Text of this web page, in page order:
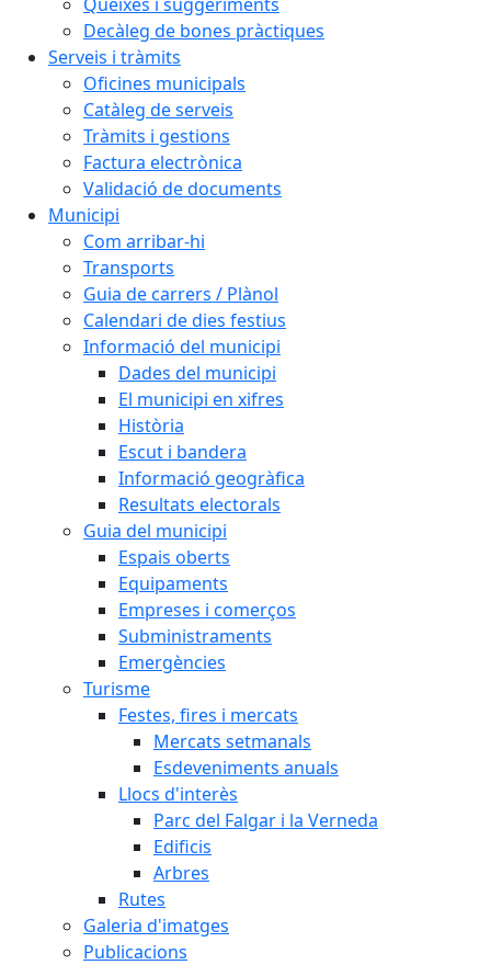
Decàleg de bones pràctiques
Serveis i tràmits
Oficines municipals
Catàleg de serveis
Tràmits i gestions
Factura electrònica
Validació de documents
Municipi
Com arribar-hi
Transports
Guia de carrers / Plànol
Calendari de dies festius
Informació del municipi
Dades del municipi
El municipi en xifres
Història
Escut i bandera
Informació geogràfica
Resultats electorals
Guia del municipi
Espais oberts
Equipaments
Empreses i comerços
Subministraments
Emergències
Turisme
Festes, fires i mercats
Mercats setmanals
Esdeveniments anuals
Llocs d'interès
Parc del Falgar i la Verneda
Edificis
Arbres
Rutes
Galeria d'imatges
Publicacions